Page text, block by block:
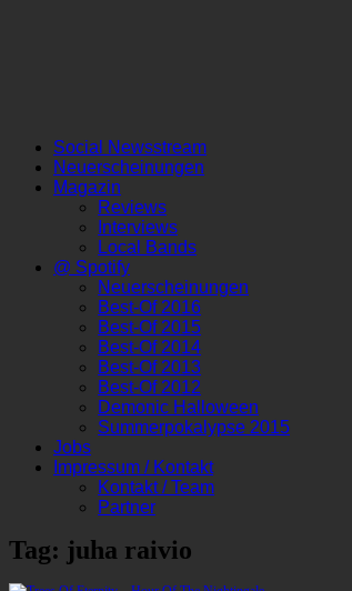
Social Newsstream
Neuerscheinungen
Magazin
Reviews
Interviews
Local Bands
@ Spotify
Neuerscheinungen
Best-Of 2016
Best-Of 2015
Best-Of 2014
Best-Of 2013
Best-Of 2012
Demonic Halloween
Summerpokalypse 2015
Jobs
Impressum / Kontakt
Kontakt / Team
Partner
Tag: juha raivio